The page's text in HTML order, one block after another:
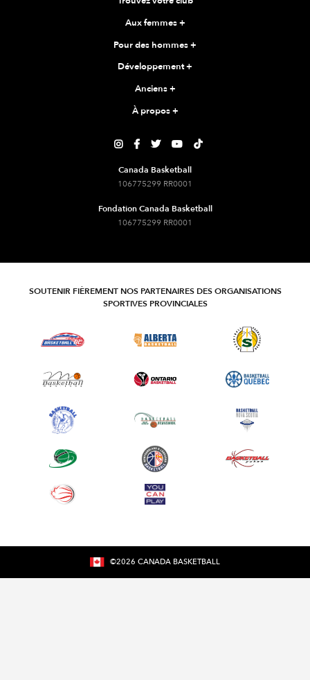
Aux femmes+
Pour des hommes+
Développement+
Anciens+
À propos+
    
Canada Basketball
106775299 RR0001
Fondation Canada Basketball
106775299 RR0001
SOUTENIR FIÈREMENT NOS PARTENAIRES DES ORGANISATIONS
SPORTIVES PROVINCIALES
©2026 CANADA BASKETBALL